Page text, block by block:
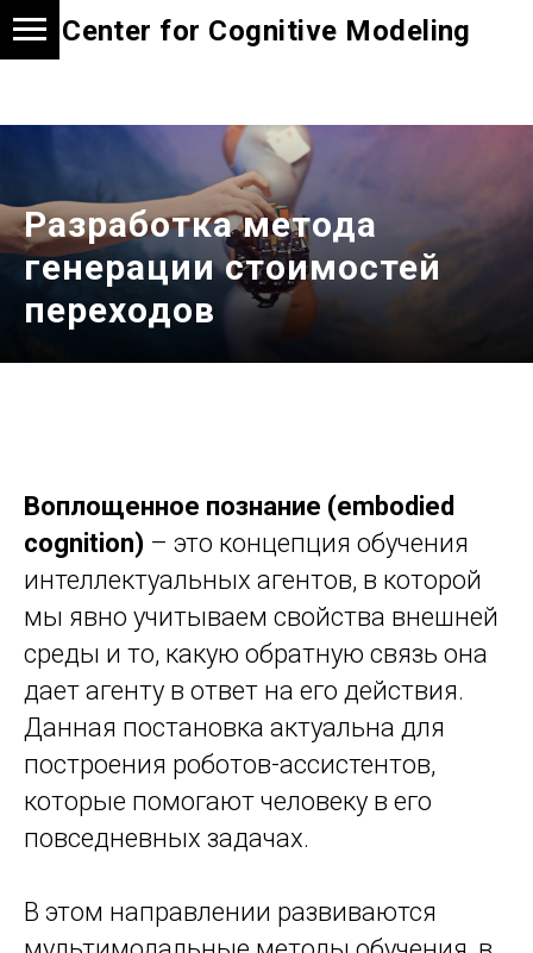
Center for Cognitive Modeling
Разработка метода
генерации стоимостей
переходов
Воплощенное познание (embodied
cognition) – это концепция обучения
интеллектуальных агентов, в которой
мы явно учитываем свойства внешней
среды и то, какую обратную связь она
дает агенту в ответ на его действия.
Данная постановка актуальна для
построения роботов-ассистентов,
которые помогают человеку в его
повседневных задачах.
В этом направлении развиваются